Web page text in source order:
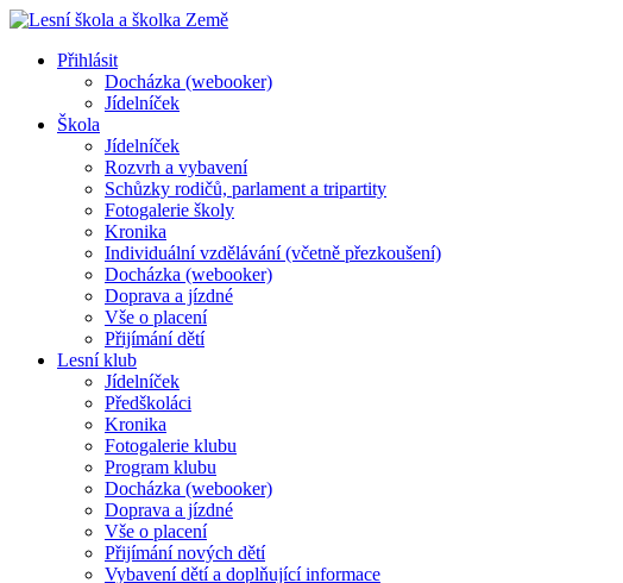
Přihlásit
Docházka (webooker)
Jídelníček
Škola
Jídelníček
Rozvrh a vybavení
Schůzky rodičů, parlament a tripartity
Fotogalerie školy
Kronika
Individuální vzdělávání (včetně přezkoušení)
Docházka (webooker)
Doprava a jízdné
Vše o placení
Přijímání dětí
Lesní klub
Jídelníček
Předškoláci
Kronika
Fotogalerie klubu
Program klubu
Docházka (webooker)
Doprava a jízdné
Vše o placení
Přijímání nových dětí
Vybavení dětí a doplňující informace